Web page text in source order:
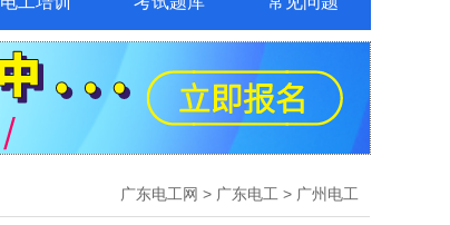
广东电工网 > 广东电工 > 广州电工